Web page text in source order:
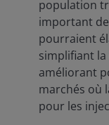
population
important
pourraient
simplifiant
améliorant
marchés où
pour les